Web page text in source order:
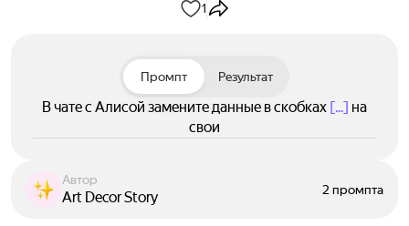
1
Промпт Результат
В чате с Алисой замените данные в скобках [...] на
свои
Автор
Art Decor Story 2 промпта